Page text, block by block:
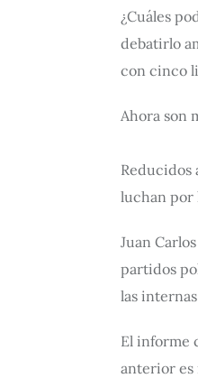
¿Cuáles
debatirlo
con cinco
Ahora son
Reducidos
luchan por
Juan
partidos
las
El informe
anterior es